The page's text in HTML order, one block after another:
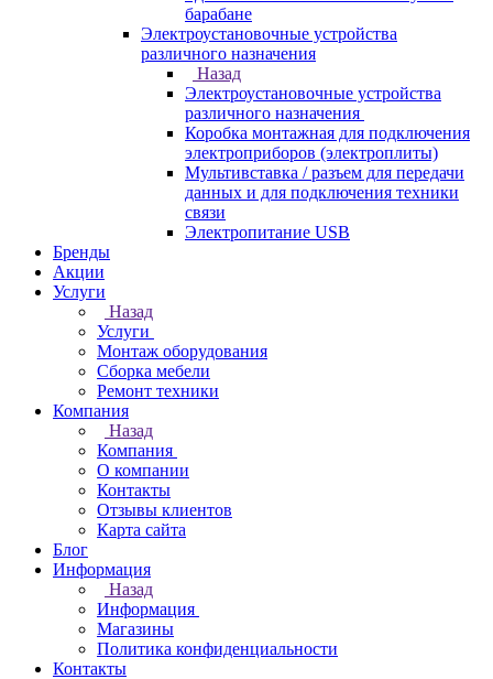
барабане
Электроустановочные устройства
различного назначения
Назад
Электроустановочные устройства
различного назначения
Коробка монтажная для подключения
электроприборов (электроплиты)
Мультивставка / разъем для передачи
данных и для подключения техники
связи
Электропитание USB
Бренды
Акции
Услуги
Назад
Услуги
Монтаж оборудования
Сборка мебели
Ремонт техники
Компания
Назад
Компания
О компании
Контакты
Отзывы клиентов
Карта сайта
Блог
Информация
Назад
Информация
Магазины
Политика конфиденциальности
Контакты